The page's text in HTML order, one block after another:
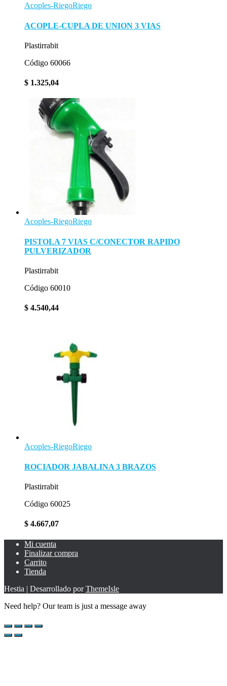
Acoples-RiegoRiego
ACOPLE-CUPLA DE UNION 3 VIAS
Plastirrabit
Código 60066
$ 1.325,04
Acoples-RiegoRiego
PISTOLA 7 VIAS C/CONECTOR RAPIDO
PULVERIZADOR
Plastirrabit
Código 60010
$ 4.540,44
Acoples-RiegoRiego
ROCIADOR JABALINA 3 BRAZOS
Plastirrabit
Código 60025
$ 4.667,07
Mi cuenta
Finalizar compra
Carrito
Tienda
Hestia | Desarrollado porThemeIsle
Need help? Our team is just a message away